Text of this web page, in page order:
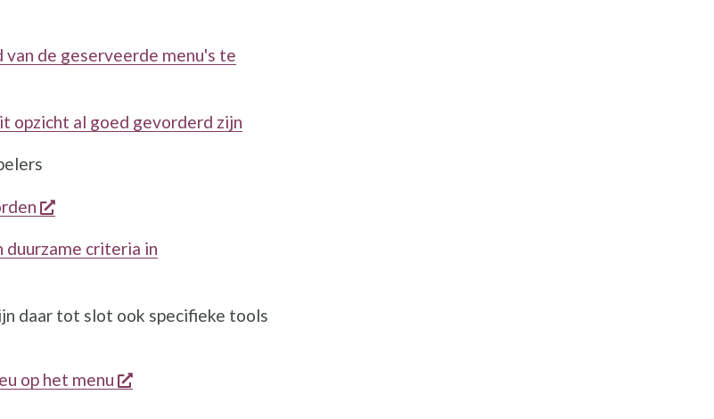
van de geserveerde menu's te
opzicht al goed gevorderd zijn
opent een nieuw venster
duurzame criteria in
daar tot slot ook specifieke tools
op het menu opent een nieuw venster